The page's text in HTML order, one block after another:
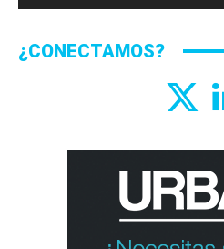
¿CONECTAMOS?